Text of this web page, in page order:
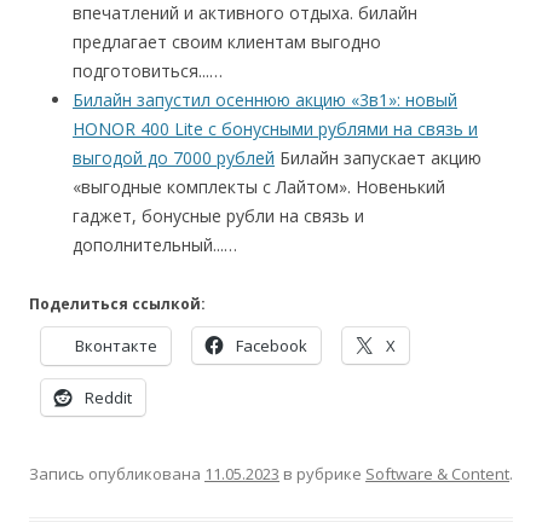
впечатлений и активного отдыха. билайн
предлагает своим клиентам выгодно
подготовиться...…
Билайн запустил осеннюю акцию «3в1»: новый
HONOR 400 Lite с бонусными рублями на связь и
выгодой до 7000 рублей Билайн запускает акцию
«выгодные комплекты с Лайтом». Новенький
гаджет, бонусные рубли на связь и
дополнительный...…
Поделиться ссылкой:
Вконтакте Facebook X
Reddit
Запись опубликована 11.05.2023 в рубрике Software & Content.